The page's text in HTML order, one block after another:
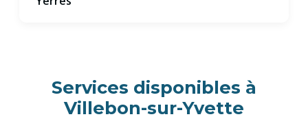
Services disponibles à
Villebon-sur-Yvette